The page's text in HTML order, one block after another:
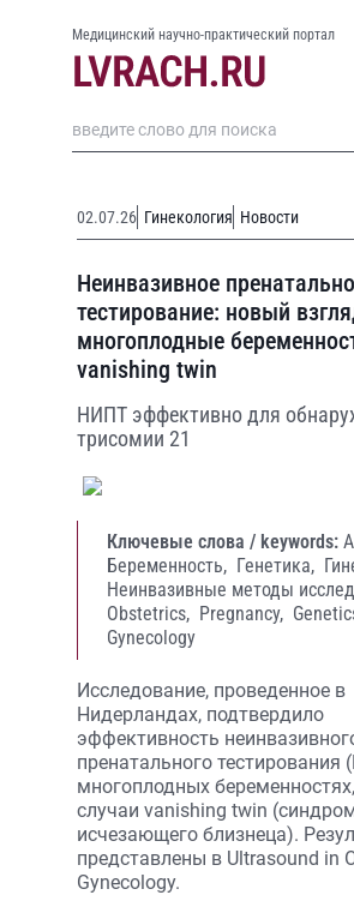
Медицинский научно-практический портал
02.07.26 Гинекология Новости
Неинвазивное
тестирование: новый
многоплодные
vanishing twin
НИПТ эффективно для
трисомии 21
Ключевые слова / keywords:
Беременность, Генетика,
Неинвазивные методы
Obstetrics, Pregnancy,
Gynecology
Исследование, проведенное в
Нидерландах, подтвердило
эффективность
пренатального
многоплодных
случаи vanishing twin
исчезающего близнеца).
представлены в Ultrasound in
Gynecology.